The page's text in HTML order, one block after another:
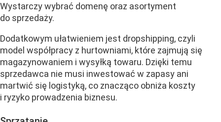
Wystarczy wybrać domenę oraz asortyment
do sprzedaży.
Dodatkowym ułatwieniem jest dropshipping, czyli
model współpracy z hurtowniami, które zajmują się
magazynowaniem i wysyłką towaru. Dzięki temu
sprzedawca nie musi inwestować w zapasy ani
martwić się logistyką, co znacząco obniża koszty
i ryzyko prowadzenia biznesu.